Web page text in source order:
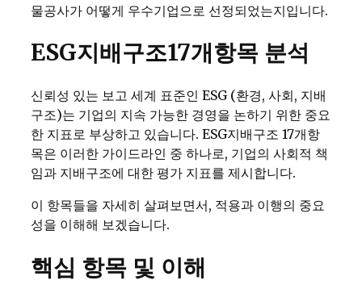
물공사가 어떻게 우수기업으로 선정되었는지입니다.
ESG지배구조17개항목 분석
신뢰성 있는 보고 세계 표준인 ESG (환경, 사회, 지배
구조)는 기업의 지속 가능한 경영을 논하기 위한 중요
한 지표로 부상하고 있습니다. ESG지배구조 17개항
목은 이러한 가이드라인 중 하나로, 기업의 사회적 책
임과 지배구조에 대한 평가 지표를 제시합니다.
이 항목들을 자세히 살펴보면서, 적용과 이행의 중요
성을 이해해 보겠습니다.
핵심 항목 및 이해